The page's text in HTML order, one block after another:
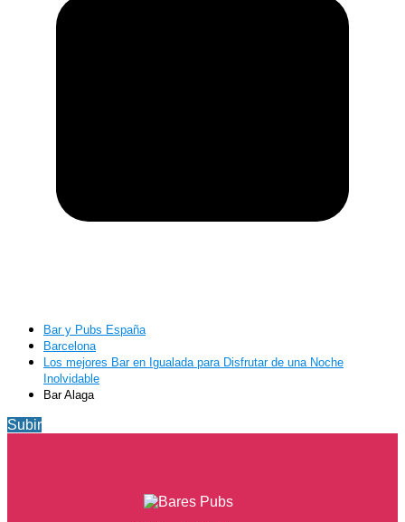
Bar y Pubs España
Barcelona
Los mejores Bar en Igualada para Disfrutar de una Noche
Inolvidable
Bar Alaga
Subir